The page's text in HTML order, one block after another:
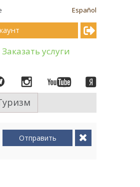
Español
Заказать услуги
Отправить